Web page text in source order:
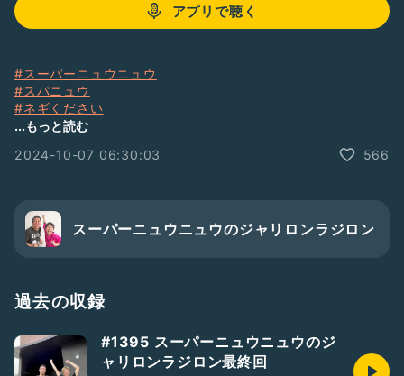
アプリで聴く
#スーパーニュウニュウ
#スパニュウ
#ネギください
#ふるやいなや
#スーパーニュウニュウのジャリロンラジロン
...もっと読む
2024-10-07 06:30:03
566
スーパーニュウニュウのジャリロンラジロン
過去の収録
#1395 スーパーニュウニュウのジ
ャリロンラジロン最終回